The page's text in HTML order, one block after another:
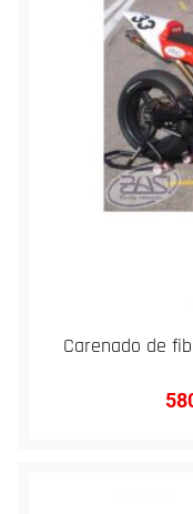
Carenado de